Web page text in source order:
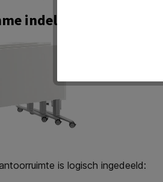
indeling
is logisch ingedeeld: